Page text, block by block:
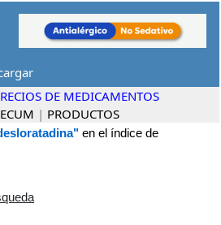
DE MEDICAMENTOS
| PRODUCTOS
en el índice de